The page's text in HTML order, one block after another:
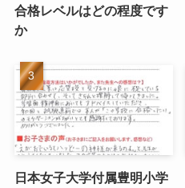
合格レベルはどの程度です
か
日本女子大学付属豊明小学